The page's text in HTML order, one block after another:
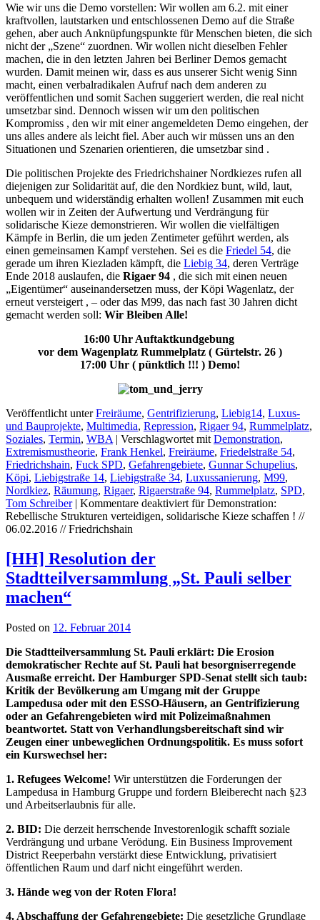
Wie wir uns die Demo vorstellen: Wir wollen am 6.2. mit einer
kraftvollen, lautstarken und entschlossenen Demo auf die Straße
gehen, aber auch Anknüpfungspunkte für Menschen bieten, die sich
nicht der „Szene“ zuordnen. Wir wollen nicht dieselben Fehler
machen, die in den letzten Jahren bei Berliner Demos gemacht
wurden. Damit meinen wir, dass es aus unserer Sicht wenig Sinn
macht, einen verbalradikalen Aufruf nach dem anderen zu
veröffentlichen und somit Sachen suggeriert werden, die real nicht
umsetzbar sind. Dennoch wissen wir um den politischen
Kompromiss , den wir mit einer angemeldeten Demo eingehen, der
uns alles andere als leicht fiel. Aber auch wir müssen uns an den
Situationen und Szenarien orientieren, die umsetzbar sind .
Die politischen Projekte des Friedrichshainer Nordkiezes rufen all
diejenigen zur Solidarität auf, die den Nordkiez bunt, wild, laut,
unbequem und widerständig erhalten wollen! Zusammen mit euch
wollen wir in Zeiten der Aufwertung und Verdrängung für
solidarische Kieze demonstrieren. Wir wollen die vielfältigen
Kämpfe in Berlin, die um jeden Zentimeter geführt werden, als
einen gemeinsamen Kampf verstehen. Sei es die Friedel 54, die
gerade um ihren Kiezladen kämpft, die Liebig 34, deren Verträge
Ende 2018 auslaufen, die Rigaer 94 , die sich mit einen neuen
„Eigentümer“ auseinandersetzen muss, der Köpi Wagenlatz, der
erneut versteigert , – oder das M99, das nach fast 30 Jahren dicht
gemacht werden soll: Wir Bleiben Alle!
16:00 Uhr Auftaktkundgebung
vor dem Wagenplatz Rummelplatz ( Gürtelstr. 26 )
17:00 Uhr ( pünktlich !!! ) Demo!
Veröffentlicht unter Freiräume, Gentrifizierung, Liebig14, Luxus-
und Bauprojekte, Multimedia, Repression, Rigaer 94, Rummelplatz,
Soziales, Termin, WBA | Verschlagwortet mit Demonstration,
Extremismustheorie, Frank Henkel, Freiräume, Friedelstraße 54,
Friedrichshain, Fuck SPD, Gefahrengebiete, Gunnar Schupelius,
Köpi, Liebigstraße 14, Liebigstraße 34, Luxussanierung, M99,
Nordkiez, Räumung, Rigaer, Rigaerstraße 94, Rummelplatz, SPD,
Tom Schreiber | Kommentare deaktiviert für Demonstration:
Rebellische Strukturen verteidigen, solidarische Kieze schaffen ! //
06.02.2016 // Friedrichshain
[HH] Resolution der
Stadtteilversammlung „St. Pauli selber
machen“
Posted on 12. Februar 2014
Die Stadtteilversammlung St. Pauli erklärt: Die Erosion
demokratischer Rechte auf St. Pauli hat besorgniserregende
Ausmaße erreicht. Der Hamburger SPD-Senat stellt sich taub:
Kritik der Bevölkerung am Umgang mit der Gruppe
Lampedusa oder mit den ESSO-Häusern, an Gentrifizierung
oder an Gefahrengebieten wird mit Polizeimaßnahmen
beantwortet. Statt von Verhandlungsbereitschaft sind wir
Zeugen einer unbeweglichen Ordnungspolitik. Es muss sofort
ein Kurswechsel her:
1. Refugees Welcome! Wir unterstützen die Forderungen der
Lampedusa in Hamburg Gruppe und fordern Bleiberecht nach §23
und Arbeitserlaubnis für alle.
2. BID: Die derzeit herrschende Investorenlogik schafft soziale
Verdrängung und urbane Verödung. Ein Business Improvement
District Reeperbahn verstärkt diese Entwicklung, privatisiert
öffentlichen Raum und darf nicht eingeführt werden.
3. Hände weg von der Roten Flora!
4. Abschaffung der Gefahrengebiete: Die gesetzliche Grundlage